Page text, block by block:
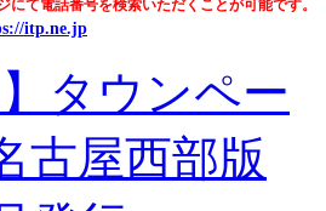
にて電話番号を検索いただくことが可能です。
itp.ne.jp